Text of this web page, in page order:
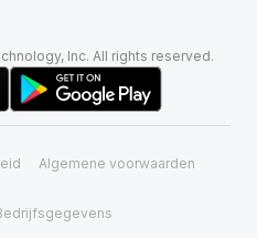
Inc. All rights reserved.
Algemene voorwaarden